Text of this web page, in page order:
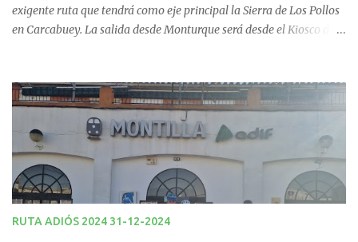
exigente ruta que tendrá como eje principal la Sierra de Los Pollos
en Carcabuey. La salida desde Monturque será desde el Kiosco de
Quedadas Fin de Semana 2025.
RUTA ADIÓS 2024 31-12-2024